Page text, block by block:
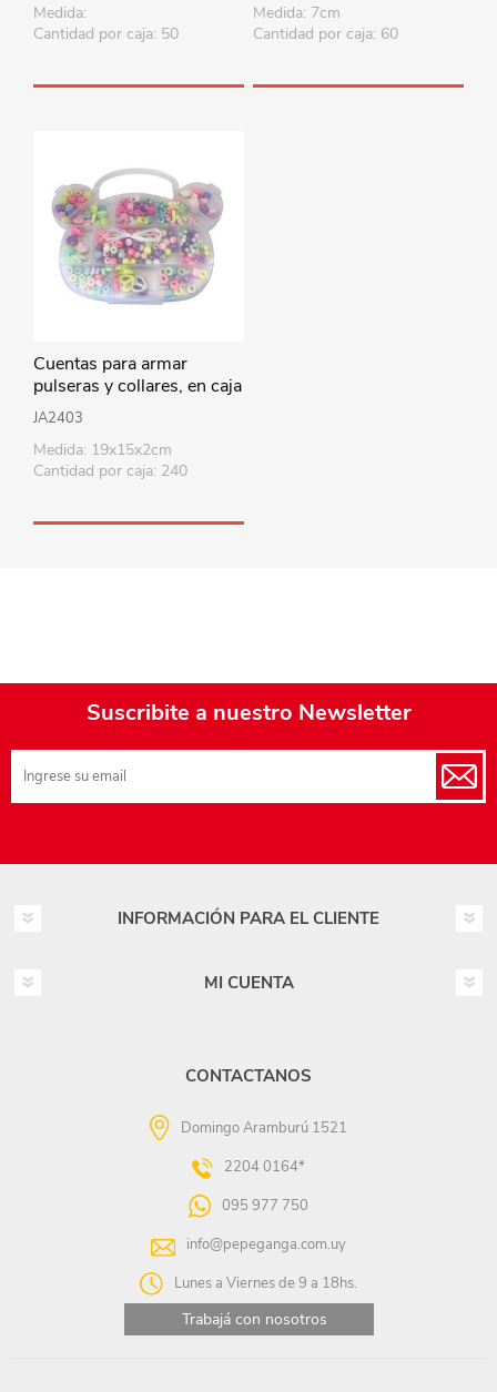
Medida:
Cantidad por caja: 50
Medida: 7cm
Cantidad por caja: 60
Cuentas para armar
pulseras y collares, en caja
de plástico
JA2403
Medida: 19x15x2cm
Cantidad por caja: 240
Suscribite a nuestro Newsletter
INFORMACIÓN PARA EL CLIENTE
MI CUENTA
CONTACTANOS
Domingo Aramburú 1521
2204 0164*
095 977 750
info@pepeganga.com.uy
Lunes a Viernes de 9 a 18hs.
Trabajá con nosotros